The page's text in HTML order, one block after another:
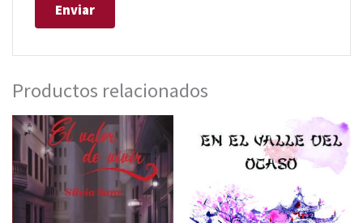
Productos relacionados